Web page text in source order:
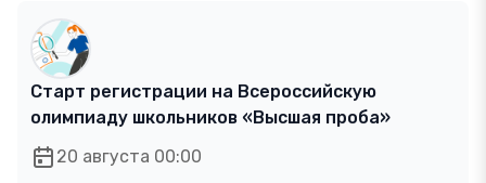
Старт регистрации на Всероссийскую
олимпиаду школьников «Высшая проба»
20 августа 00:00